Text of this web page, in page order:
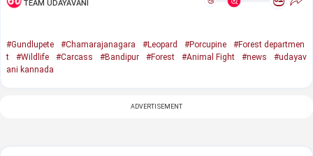
TEAM UDAYAVANI
#Gundlupete #Chamarajanagara #Leopard #Porcupine
#Forest departmen
t
#Wildlife #Carcass #Bandipur #Forest #Animal Fight #news
#udayav
ani kannada
ADVERTISEMENT